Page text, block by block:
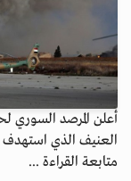
أعلن المرصد السوري
العنيف الذي استهدف
متابعة القراءة ...